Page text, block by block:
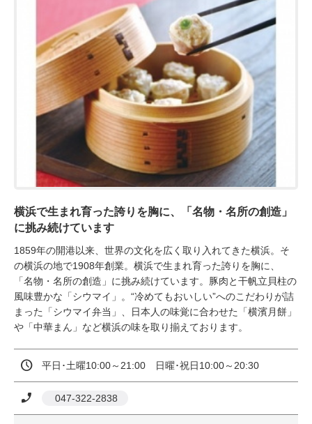
横浜で生まれ育った誇りを胸に、「名物・名所の創造」
に挑み続けています
1859年の開港以来、世界の文化を広く取り入れてきた横浜。そ
の横浜の地で1908年創業。横浜で生まれ育った誇りを胸に、
「名物・名所の創造」に挑み続けています。豚肉と干帆立貝柱の
風味豊かな「シウマイ」。“冷めてもおいしい”へのこだわりが詰
まった「シウマイ弁当」、日本人の味覚に合わせた「横濱月餅」
や「中華まん」など横浜の味を取り揃えております。
平日･土曜10:00～21:00　日曜･祝日10:00～20:30
047-322-2838